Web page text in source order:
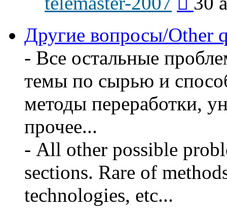
Другие вопросы/Other
- Все остальные
темы по сырью и
методы переработки,
прочее...
- All other possible
sections. Rare of
technologies, etc...